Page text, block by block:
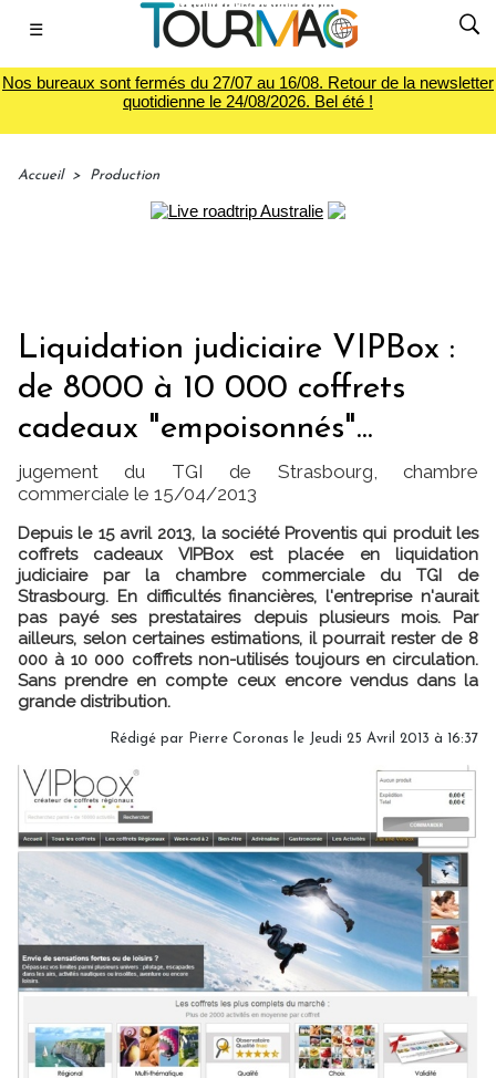
☰
Nos bureaux sont fermés du 27/07 au 16/08. Retour de la newsletter
quotidienne le 24/08/2026. Bel été !
Accueil > Production
Liquidation judiciaire VIPBox :
de 8000 à 10 000 coffrets
cadeaux "empoisonnés"...
jugement du TGI de Strasbourg, chambre
commerciale le 15/04/2013
Depuis le 15 avril 2013, la société Proventis qui produit les
coffrets cadeaux VIPBox est placée en liquidation
judiciaire par la chambre commerciale du TGI de
Strasbourg. En difficultés financières, l'entreprise n'aurait
pas payé ses prestataires depuis plusieurs mois. Par
ailleurs, selon certaines estimations, il pourrait rester de 8
000 à 10 000 coffrets non-utilisés toujours en circulation.
Sans prendre en compte ceux encore vendus dans la
grande distribution.
Rédigé par Pierre Coronas le Jeudi 25 Avril 2013 à 16:37